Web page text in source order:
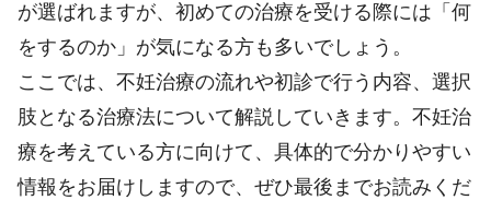
が選ばれますが、初めての治療を受ける際には「何
をするのか」が気になる方も多いでしょう。
ここでは、不妊治療の流れや初診で行う内容、選択
肢となる治療法について解説していきます。不妊治
療を考えている方に向けて、具体的で分かりやすい
情報をお届けしますので、ぜひ最後までお読みくだ